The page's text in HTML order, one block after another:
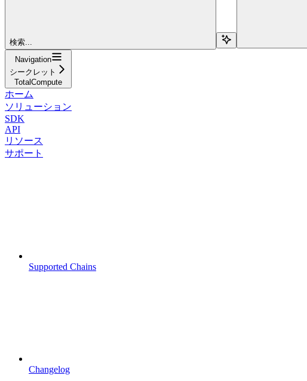
検索...
Navigation
シークレット
TotalCompute
ホーム
ソリューション
SDK
API
リソース
サポート
Supported Chains
Changelog